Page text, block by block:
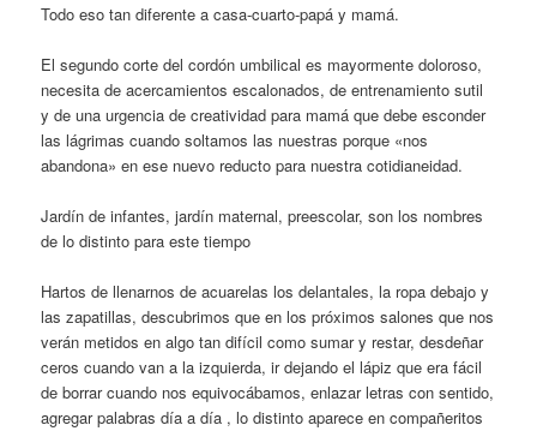
Todo eso tan diferente a casa-cuarto-papá y mamá.
El segundo corte del cordón umbilical es mayormente doloroso,
necesita de acercamientos escalonados, de entrenamiento sutil
y de una urgencia de creatividad para mamá que debe esconder
las lágrimas cuando soltamos las nuestras porque «nos
abandona» en ese nuevo reducto para nuestra cotidianeidad.
Jardín de infantes, jardín maternal, preescolar, son los nombres
de lo distinto para este tiempo
Hartos de llenarnos de acuarelas los delantales, la ropa debajo y
las zapatillas, descubrimos que en los próximos salones que nos
verán metidos en algo tan difícil como sumar y restar, desdeñar
ceros cuando van a la izquierda, ir dejando el lápiz que era fácil
de borrar cuando nos equivocábamos, enlazar letras con sentido,
agregar palabras día a día , lo distinto aparece en compañeritos